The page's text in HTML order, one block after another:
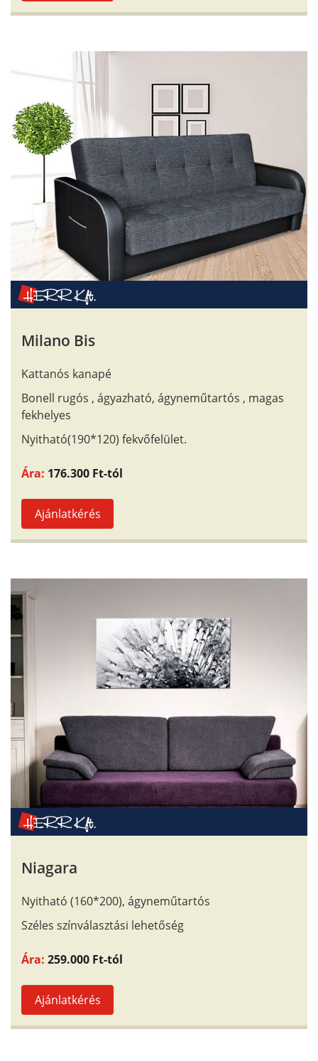
Milano Bis
Kattanós kanapé
Bonell rugós , ágyazható, ágyneműtartós , magas
fekhelyes
Nyitható(190*120) fekvőfelület.
Ára: 176.300 Ft-tól
Ajánlatkérés
Niagara
Nyitható (160*200), ágyneműtartós
Széles színválasztási lehetőség
Ára: 259.000 Ft-tól
Ajánlatkérés